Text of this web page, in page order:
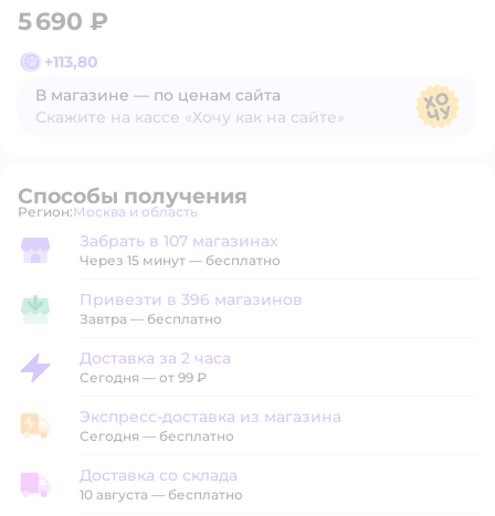
5 690 ₽
+113,80
В магазине — по ценам сайта
Скажите на кассе «Хочу как на сайте»
Способы получения
Регион: Выбор адреса доставки.
Москва и область
Забрать в магазине
Забрать в 107 магазинах
Через 15 минут — бесплатно
Привезти в магазин
Привезти в 396 магазинов
Завтра — бесплатно
Доставка за 2 часа
Доставка за 2 часа
Сегодня — от 99 ₽
Экспресс-доставка из магазина
Экспресс-доставка из магазина
Сегодня — бесплатно
Доставка со склада
Доставка со склада
10 августа — бесплатно